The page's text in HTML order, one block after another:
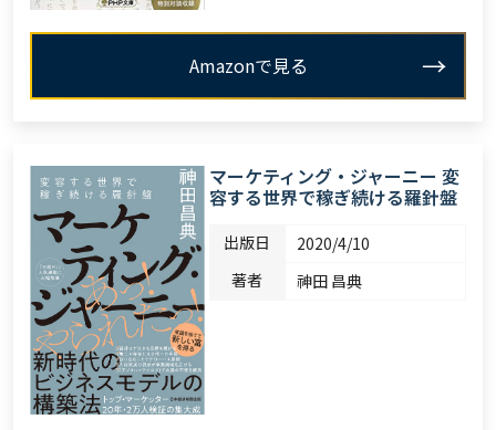
Amazonで見る
マーケティング・ジャーニー 変
容する世界で稼ぎ続ける羅針盤
出版日
2020/4/10
著者
神田 昌典